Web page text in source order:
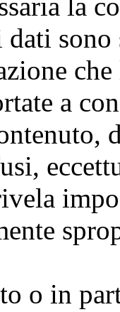
la
sono
a
o in